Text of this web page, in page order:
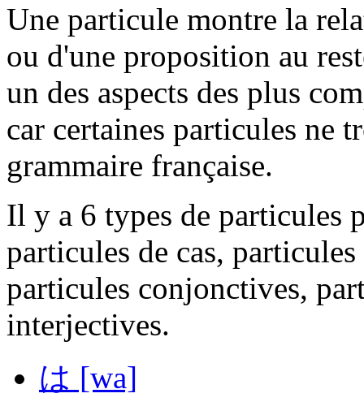
Une particule montre la
ou d'une proposition au
un des aspects des plus
car certaines particules ne
grammaire française.
Il y a 6 types de particules
particules de cas,
particules conjonctives,
interjectives.
は [wa]